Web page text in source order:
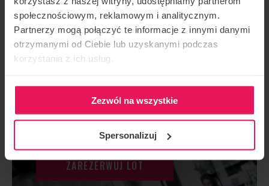
społecznościowym, reklamowym i analitycznym.
Partnerzy mogą połączyć te informacje z innymi danymi
otrzymanymi od Ciebie lub uzyskanymi podczas
korzystania z ich usług.
Zezwól na wszystkie
Spersonalizuj
PONIŻEJ 14. ROKU
ŻYCIA
ZAREZERWUJ LOT